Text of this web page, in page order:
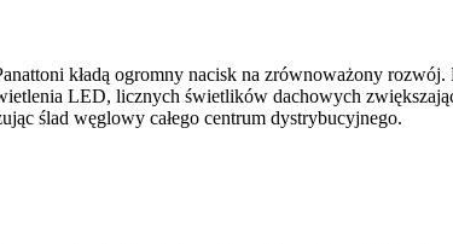
kładą ogromny nacisk na zrównoważony
LED, licznych świetlików dachowych
ślad węglowy całego centrum dystrybucyjnego.